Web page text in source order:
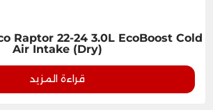
Raptor 22-24 3.0L EcoBoost Cold
Air Intake (Dry)
قراءة المزيد